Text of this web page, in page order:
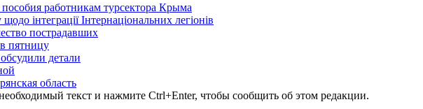
работникам турсектора Крыма
інтеграції Інтернаціональних легіонів
пострадавших
пятницу
детали
область
текст и нажмите Ctrl+Enter, чтобы сообщить об этом редакции.